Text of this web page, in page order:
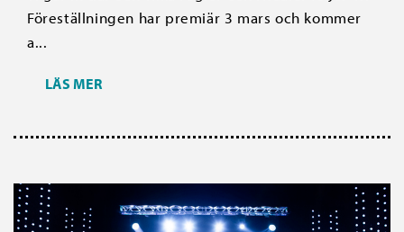
Föreställningen har premiär 3 mars och kommer
a...
LÄS MER